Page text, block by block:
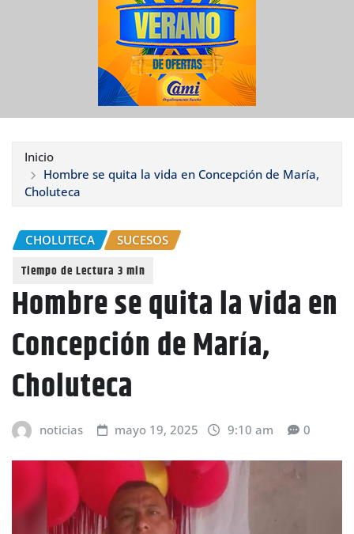
Inicio
Hombre se quita la vida en Concepción de María,
Choluteca
CHOLUTECA SUCESOS
Hombre se quita la vida en
Concepción de María,
Choluteca
noticias mayo 19, 2025 9:10 am 0